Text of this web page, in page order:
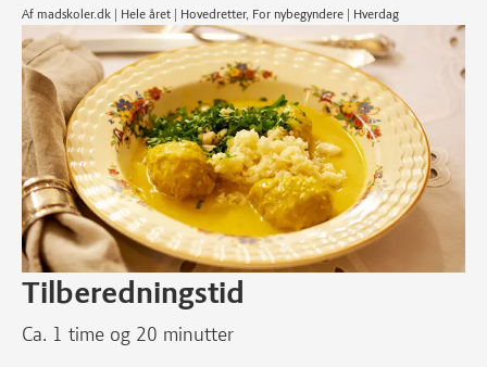
Af madskoler.dk | Hele året | Hovedretter, For nybegyndere | Hverdag
Tilberedningstid
Ca. 1 time og 20 minutter